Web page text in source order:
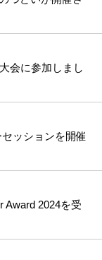
会に参加しまし
ッションを開催
Award 2024を受